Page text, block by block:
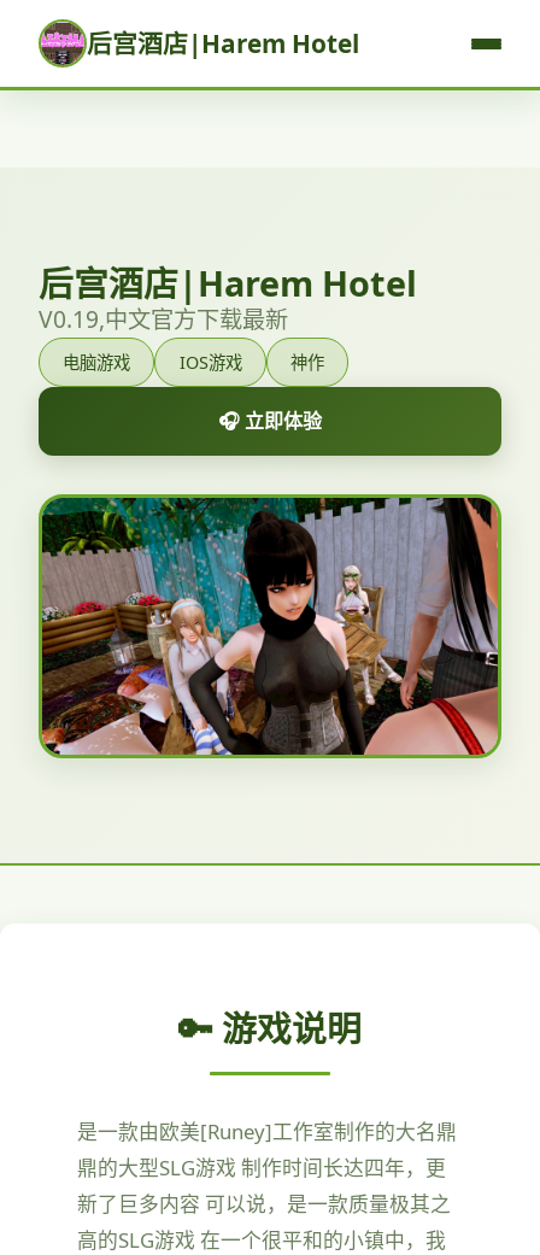
后宫酒店|Harem Hotel
后宫酒店|Harem Hotel
V0.19,中文官方下载最新
电脑游戏 IOS游戏 神作
🎧 立即体验
🔑 游戏说明
是一款由欧美[Runey]工作室制作的大名鼎
鼎的大型SLG游戏 制作时间长达四年，更
新了巨多内容 可以说，是一款质量极其之
高的SLG游戏 在一个很平和的小镇中，我